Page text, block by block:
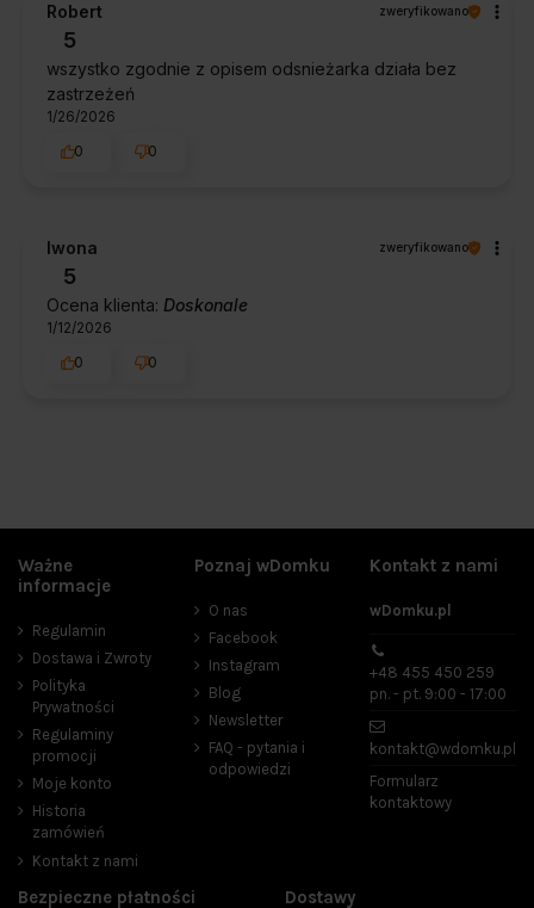
Robert zweryfikowano
5
wszystko zgodnie z opisem odsnieżarka działa bez
zastrzeżeń
1/26/2026
0
0
Iwona zweryfikowano
5
Ocena klienta: Doskonale
1/12/2026
0
0
Ważne
informacje
Regulamin
Dostawa i Zwroty
Polityka
Prywatności
Regulaminy
promocji
Moje konto
Historia
zamówień
Kontakt z nami
Poznaj wDomku
O nas
Facebook
Instagram
Blog
Newsletter
FAQ - pytania i
odpowiedzi
Kontakt z nami
wDomku.pl
+48 455 450 259
pn. - pt. 9:00 - 17:00
kontakt@wdomku.pl
Formularz
kontaktowy
Bezpieczne płatności Dostawy